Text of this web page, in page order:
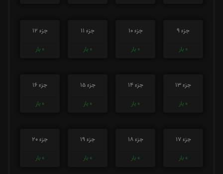
جزء 9
0 بار
جزء 10
0 بار
جزء 11
0 بار
جزء 12
0 بار
جزء 13
0 بار
جزء 14
0 بار
جزء 15
0 بار
جزء 16
0 بار
جزء 17
0 بار
جزء 18
0 بار
جزء 19
0 بار
جزء 20
0 بار